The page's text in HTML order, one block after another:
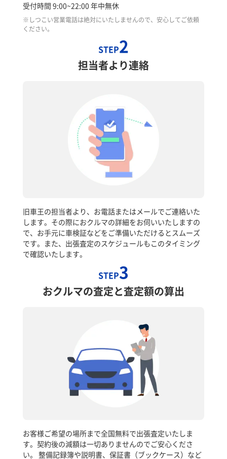
受付時間 9:00~22:00 年中無休
※しつこい営業電話は絶対にいたしませんので、安心してご依頼
ください。
STEP2
担当者より連絡
旧車王の担当者より、お電話またはメールでご連絡いた
します。その際におクルマの詳細をお伺いいたしますの
で、お手元に車検証などをご準備いただけるとスムーズ
です。また、出張査定のスケジュールもこのタイミング
で確認いたします。
STEP3
おクルマの査定と査定額の算出
お客様ご希望の場所まで全国無料で出張査定いたしま
す。契約後の減額は一切ありませんのでご安心くださ
い。 整備記録簿や説明書、保証書（ブックケース）など